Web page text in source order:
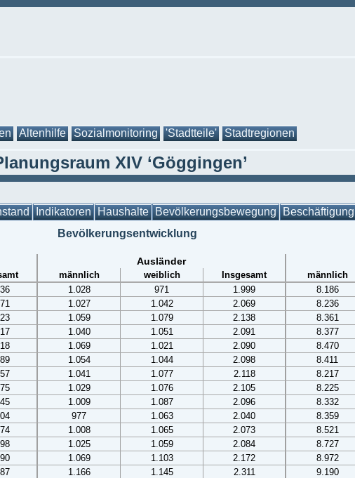
Altenhilfe Sozialmonitoring 'Stadtteile' Stadtregionen
XIV ‘Göggingen’
Indikatoren Haushalte Bevölkerungsbewegung Beschäftigung
Bevölkerungsentwicklung
Ausländer
männlich weiblich Insgesamt männlich
1.028 971 1.999 8.186
1.027 1.042 2.069 8.236
1.059 1.079 2.138 8.361
1.040 1.051 2.091 8.377
1.069 1.021 2.090 8.470
1.054 1.044 2.098 8.411
1.041 1.077 2.118 8.217
1.029 1.076 2.105 8.225
1.009 1.087 2.096 8.332
977 1.063 2.040 8.359
1.008 1.065 2.073 8.521
1.025 1.059 2.084 8.727
1.069 1.103 2.172 8.972
1.166 1.145 2.311 9.190